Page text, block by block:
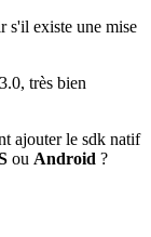
s'il existe une mise
très bien
ajouter le sdk natif
ou Android ?